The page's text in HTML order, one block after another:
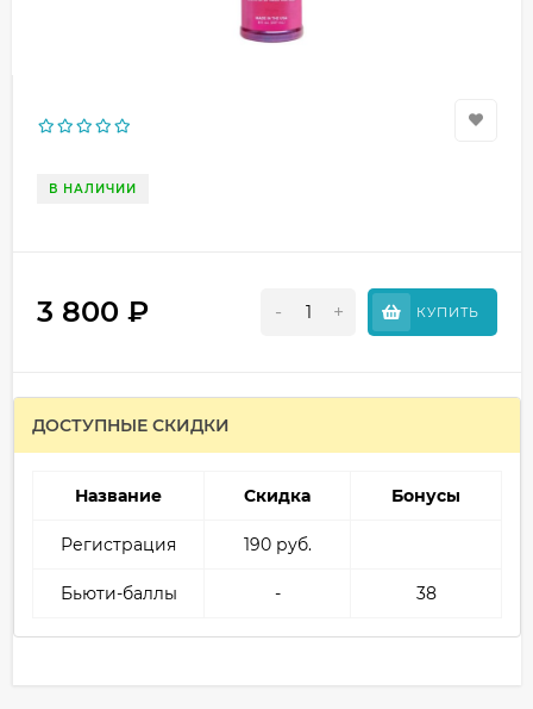
В НАЛИЧИИ
3 800 ₽ - + КУПИТЬ
ДОСТУПНЫЕ СКИДКИ
Название Скидка Бонусы
Регистрация 190 руб.
Бьюти-баллы - 38